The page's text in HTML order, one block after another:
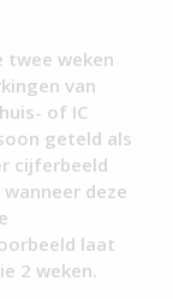
twee weken
van
of IC
geteld als
cijferbeeld
deze
laat
2 weken.